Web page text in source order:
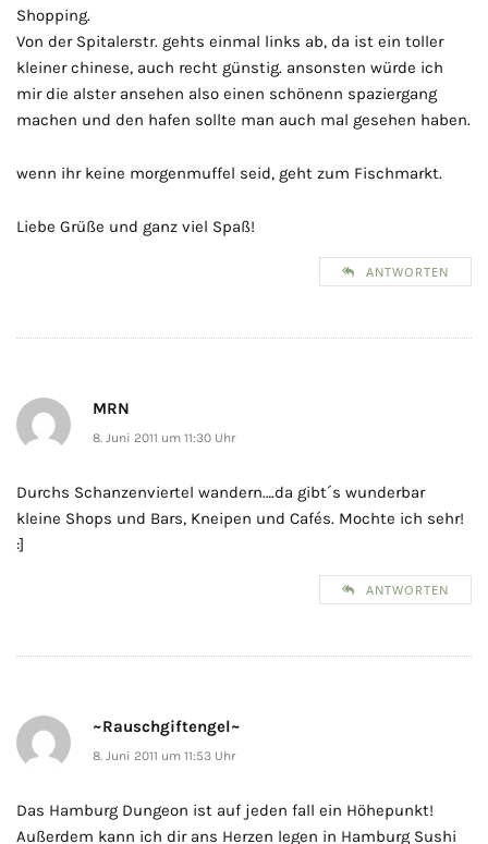
Shopping.
Von der Spitalerstr. gehts einmal links ab, da ist ein toller
kleiner chinese, auch recht günstig. ansonsten würde ich
mir die alster ansehen also einen schönenn spaziergang
machen und den hafen sollte man auch mal gesehen haben.
wenn ihr keine morgenmuffel seid, geht zum Fischmarkt.
Liebe Grüße und ganz viel Spaß!
ANTWORTEN
MRN
8. Juni 2011 um 11:30 Uhr
Durchs Schanzenviertel wandern….da gibt´s wunderbar
kleine Shops und Bars, Kneipen und Cafés. Mochte ich sehr!
:]
ANTWORTEN
~Rauschgiftengel~
8. Juni 2011 um 11:53 Uhr
Das Hamburg Dungeon ist auf jeden fall ein Höhepunkt!
Außerdem kann ich dir ans Herzen legen in Hamburg Sushi